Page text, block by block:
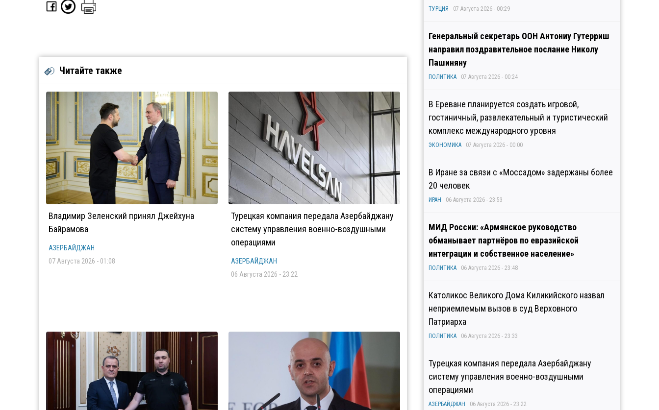
Читайте также
Владимир Зеленский принял Джейхуна
Байрамова
АЗЕРБАЙДЖАН
07 Августа 2026 - 01:08
Турецкая компания передала Азербайджану
систему управления военно-воздушными
операциями
АЗЕРБАЙДЖАН
06 Августа 2026 - 23:22
ТУРЦИЯ 07 Августа 2026 - 00:29
Генеральный секретарь ООН Антониу Гутерриш
направил поздравительное послание Николу
Пашиняну
ПОЛИТИКА 07 Августа 2026 - 00:24
В Ереване планируется создать игровой,
гостиничный, развлекательный и туристический
комплекс международного уровня
ЭКОНОМИКА 07 Августа 2026 - 00:00
В Иране за связи с «Моссадом» задержаны более
20 человек
ИРАН 06 Августа 2026 - 23:53
МИД России: «Армянское руководство
обманывает партнёров по евразийской
интеграции и собственное население»
ПОЛИТИКА 06 Августа 2026 - 23:48
Католикос Великого Дома Киликийского назвал
неприемлемым вызов в суд Верховного
Патриарха
ПОЛИТИКА 06 Августа 2026 - 23:33
Турецкая компания передала Азербайджану
систему управления военно-воздушными
операциями
АЗЕРБАЙДЖАН 06 Августа 2026 - 23:22